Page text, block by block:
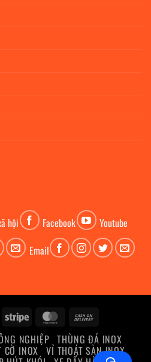
hội Facebook
Youtube
Email
Stripe MasterCard
Delivery
NGHIỆP THÙNG ĐÁ INOX
CỜ INOX VỈ THOÁT SÀN INOX